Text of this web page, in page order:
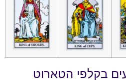
בקלפי הטארוט